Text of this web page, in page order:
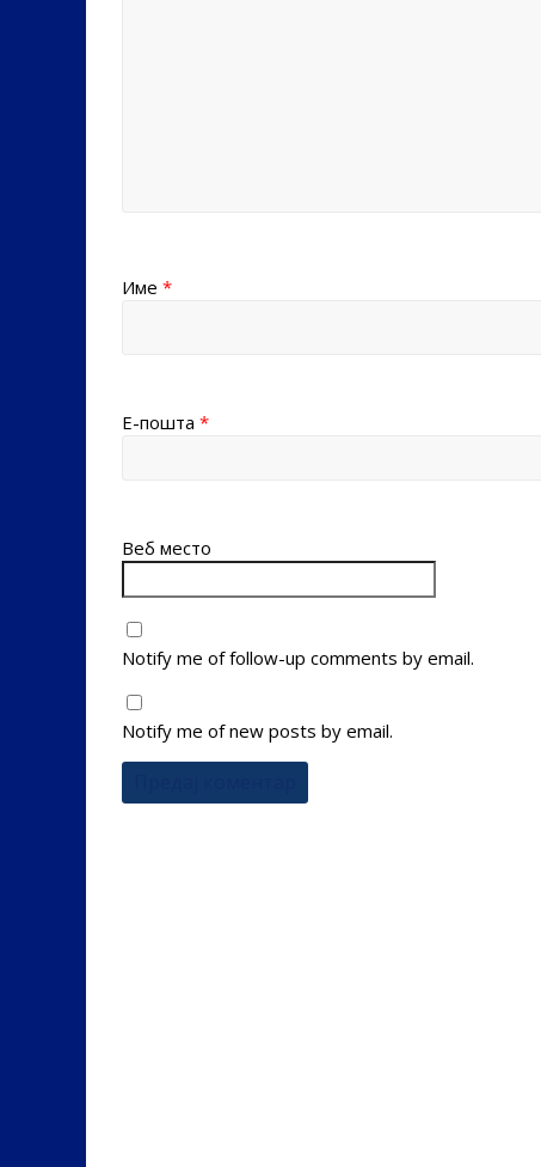
Име *
Е-пошта *
Веб место
Notify me of follow-up comments by email.
Notify me of new posts by email.